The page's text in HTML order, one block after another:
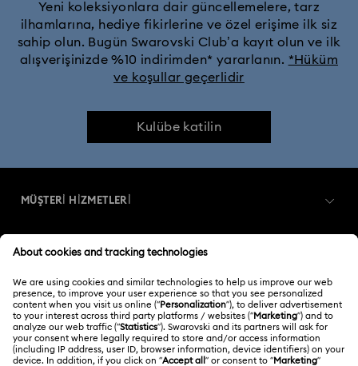
Yeni koleksiyonlara dair güncellemelere, tarz
ilhamlarına, hediye fikirlerine ve özel erişime ilk siz
sahip olun. Bugün Swarovski Club’a kayıt olun ve ilk
alışverişinizde %10 indirimden* yararlanın. *Hüküm
ve koşullar geçerlidir
Kulübe katilin
MÜŞTERİ HİZMETLERİ
Sipariş Takibi
Nakliye
İade ve Değişim
Kayıt
Swarovski Club
HAKKIMIZDA